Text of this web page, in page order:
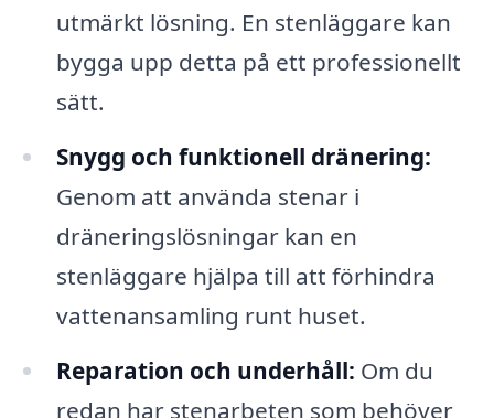
utmärkt lösning. En stenläggare kan
bygga upp detta på ett professionellt
sätt.
Snygg och funktionell dränering:
Genom att använda stenar i
dräneringslösningar kan en
stenläggare hjälpa till att förhindra
vattenansamling runt huset.
Reparation och underhåll: Om du
redan har stenarbeten som behöver